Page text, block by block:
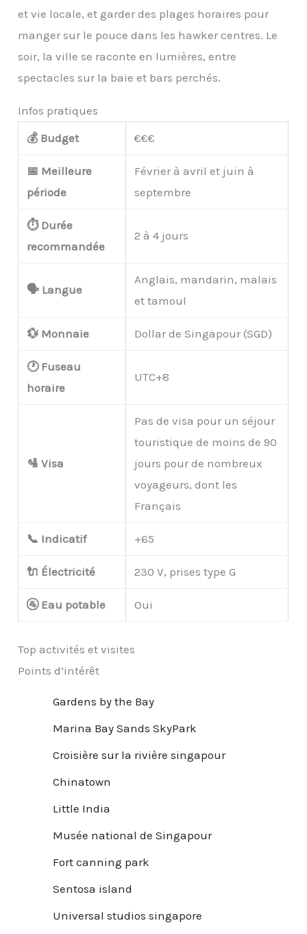
et vie locale, et garder des plages horaires pour
manger sur le pouce dans les hawker centres. Le
soir, la ville se raconte en lumières, entre
spectacles sur la baie et bars perchés.
Infos pratiques
💰 Budget
€€€
📅 Meilleure
période
Février à avril et juin à
septembre
⏱️ Durée
recommandée
2 à 4 jours
🗣️ Langue
Anglais, mandarin, malais
et tamoul
💱 Monnaie Dollar de Singapour (SGD)
🕐 Fuseau
horaire
UTC+8
🛂 Visa
Pas de visa pour un séjour
touristique de moins de 90
jours pour de nombreux
voyageurs, dont les
Français
📞 Indicatif +65
🔌 Électricité 230 V, prises type G
🚰 Eau potable Oui
Top activités et visites
Points d’intérêt
Gardens by the Bay
Marina Bay Sands SkyPark
Croisière sur la rivière singapour
Chinatown
Little India
Musée national de Singapour
Fort canning park
Sentosa island
Universal studios singapore